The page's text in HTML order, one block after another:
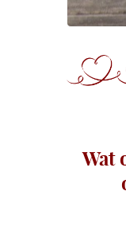
Wat